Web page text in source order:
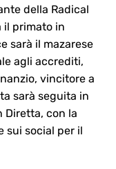
della Radical
il primato in
sarà il mazarese
agli accrediti,
vincitore a
sarà seguita in
Diretta, con la
sui social per il